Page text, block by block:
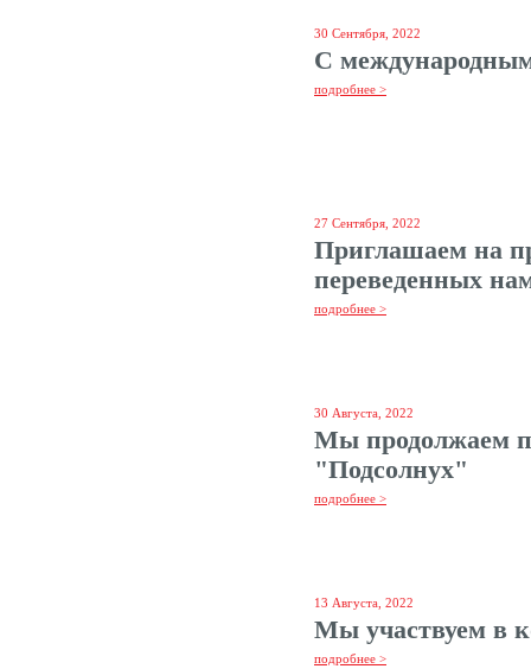
30 Сентября, 2022
С
подробнее >
27 Сентября, 2022
Приглашаем на
переведенных
подробнее >
30 Августа, 2022
Мы продолжаем
"Подсолнух"
подробнее >
13 Августа, 2022
Мы участвуем
подробнее >